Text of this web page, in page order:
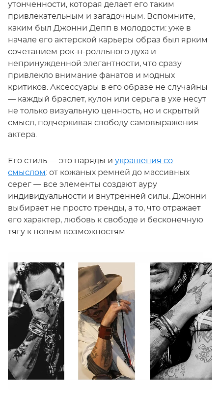
утонченности, которая делает его таким
привлекательным и загадочным. Вспомните,
каким был Джонни Депп в молодости: уже в
начале его актерской карьеры образ был ярким
сочетанием рок-н-ролльного духа и
непринужденной элегантности, что сразу
привлекло внимание фанатов и модных
критиков. Аксессуары в его образе не случайны
— каждый браслет, кулон или серьга в ухе несут
не только визуальную ценность, но и скрытый
смысл, подчеркивая свободу самовыражения
актера.
Его стиль — это наряды и украшения со
смыслом: от кожаных ремней до массивных
серег — все элементы создают ауру
индивидуальности и внутренней силы. Джонни
выбирает не просто тренды, а то, что отражает
его характер, любовь к свободе и бесконечную
тягу к новым возможностям.